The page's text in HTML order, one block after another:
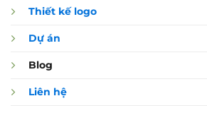
Thiết kế logo
Dự án
Blog
Liên hệ